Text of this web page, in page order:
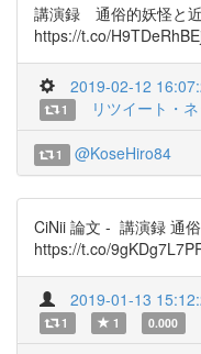
講演録 通俗的妖怪と
https://t.co/
2019-02-12
1 リツイート・
1 @KoseHiro84
CiNii 論文 - 講演録 通
https://t.co/
2019-01-13
1 1 0.000